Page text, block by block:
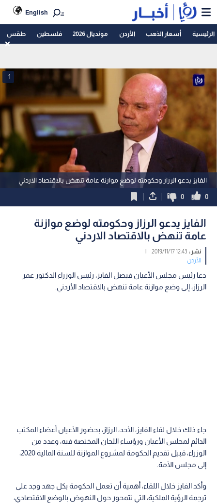
English
الرئيسية أسعار الذهب الأردن مونديال 2026 فلسطين طقس
الفايز يدعو الرزاز وحكومته لوضع موازنة عامة تنهض بالاقتصاد الاردني
1
0
0
الفايز يدعو الرزاز وحكومته لوضع موازنة
عامة تنهض بالاقتصاد الاردني
نشر :12:43 2019/11/17
|
الأردن
دعا رئيس مجلس الأعيان فيصل الفايز، رئيس الوزراء الدكتور عمر
الرزاز، إلى وضع موازنة عامة تنهض بالاقتصاد الأردني.
جاء ذلك خلال لقاء الفايز، الأحد، الرزاز، بحضور الأعيان أعضاء المكتب
الدائم لمجلس الأعيان ورؤساء اللجان المختصة فيه، وعدد من
الوزراء، قبيل تقديم الحكومة لمشروع الموازنة للسنة المالية 2020،
إلى مجلس الأمة.
وأكد الفايز خلال اللقاء، أهمية أن تعمل الحكومة بكل جهد وجد على
ترجمة الرؤية الملكية، التي تتمحور حول النهوض بالوضع الاقتصادي،